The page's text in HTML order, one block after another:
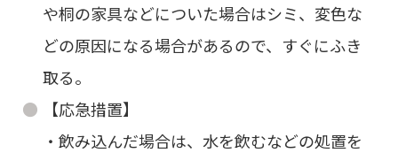
や桐の家具などについた場合はシミ、変色な
どの原因になる場合があるので、すぐにふき
取る。
【応急措置】
・飲み込んだ場合は、水を飲むなどの処置を